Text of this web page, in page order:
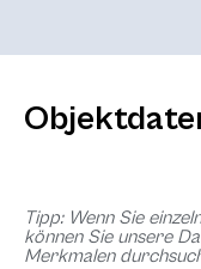
Tipp: Wenn Sie
können Sie unsere
Merkmalen